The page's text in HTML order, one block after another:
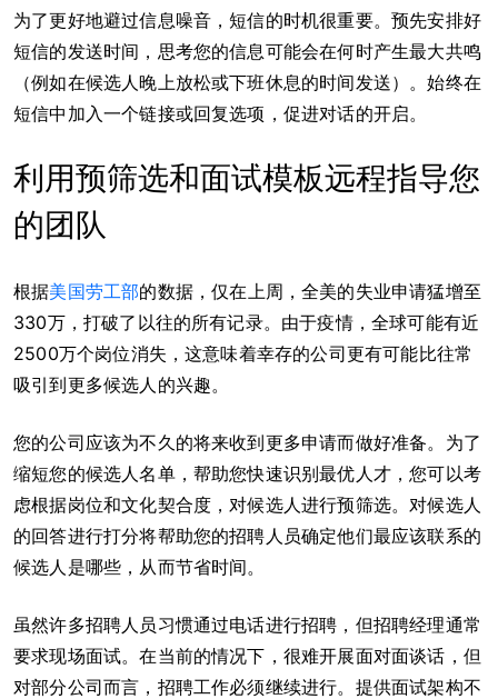
为了更好地避过信息噪音，短信的时机很重要。预先安排好
短信的发送时间，思考您的信息可能会在何时产生最大共鸣
（例如在候选人晚上放松或下班休息的时间发送）。始终在
短信中加入一个链接或回复选项，促进对话的开启。
利用预筛选和面试模板远程指导您
的团队
根据美国劳工部的数据，仅在上周，全美的失业申请猛增至
330万，打破了以往的所有记录。由于疫情，全球可能有近
2500万个岗位消失，这意味着幸存的公司更有可能比往常
吸引到更多候选人的兴趣。
您的公司应该为不久的将来收到更多申请而做好准备。为了
缩短您的候选人名单，帮助您快速识别最优人才，您可以考
虑根据岗位和文化契合度，对候选人进行预筛选。对候选人
的回答进行打分将帮助您的招聘人员确定他们最应该联系的
候选人是哪些，从而节省时间。
虽然许多招聘人员习惯通过电话进行招聘，但招聘经理通常
要求现场面试。在当前的情况下，很难开展面对面谈话，但
对部分公司而言，招聘工作必须继续进行。提供面试架构不